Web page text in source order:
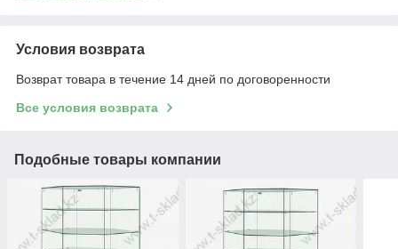
Условия возврата
Возврат товара в течение 14 дней по договоренности
Все условия возврата
Подобные товары компании